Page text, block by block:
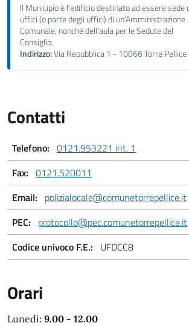
Il Municipio è l'edificio destinato ad essere sede
uffici (o parte degli uffici) di un'Amministrazione
Comunale, nonché dell'aula per le Sedute del
Consiglio.
Indirizzo:Via Repubblica 1 - 10066 Torre Pellice
Contatti
Telefono: 0121.953221 int. 1
Fax: 0121.520011
Email: polizialocale@comunetorrepellice.it
PEC: protocollo@pec.comunetorrepellice.it
Codice univoco F.E.: UFDCC8
Orari
Lunedì: 9.00 - 12.00